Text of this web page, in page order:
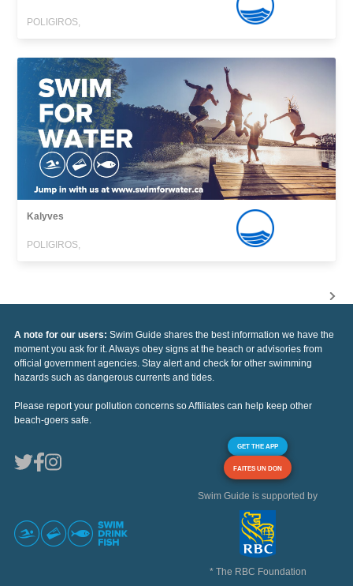
POLIGIROS,
Kalyves
POLIGIROS,
A note for our users: Swim Guide shares the best information we have the
moment you ask for it. Always obey signs at the beach or advisories from
official government agencies. Stay alert and check for other swimming
hazards such as dangerous currents and tides.
Please report your pollution concerns so Affiliates can help keep other
beach-goers safe.
GET THE APP
FAITES UN DON
Swim Guide is supported by
* The RBC Foundation